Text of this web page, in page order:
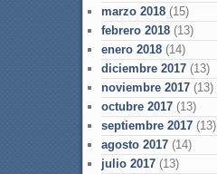
marzo 2018(15)
febrero 2018(13)
enero 2018(14)
diciembre 2017(13)
noviembre 2017(13)
octubre 2017(13)
septiembre 2017(13)
agosto 2017(14)
julio 2017(13)